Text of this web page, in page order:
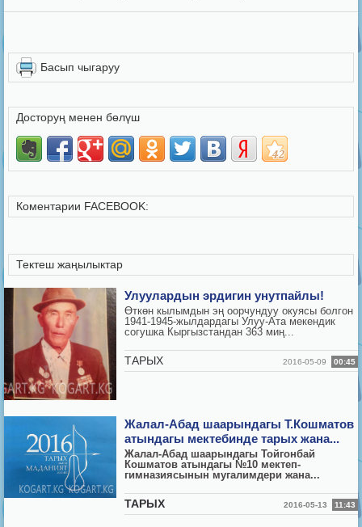
Басып чыгаруу
Досторуң менен бөлүш
Коментарии FACEBOOK:
Тектеш жаңылыктар
Улуулардын эрдигин унутпайлы!
Өткөн кылымдын эң оорчундуу окуясы болгон
1941-1945-жылдардагы Улуу-Ата мекендик
согушка Кыргызстандан 363 миң...
ТАРЫХ 2016-05-09 00:45
Жалал-Абад шаарындагы Т.Кошматов
атындагы мектебинде тарых жана...
Жалал-Абад шаарындагы Тойгонбай
Кошматов атындагы №10 мектеп-
гимназиясынын мугалимдери жана...
ТАРЫХ 2016-05-13 11:43